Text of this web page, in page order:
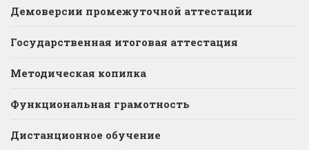
Демоверсии промежуточной аттестации
Государственная итоговая аттестация
Методическая копилка
Функциональная грамотность
Дистанционное обучение